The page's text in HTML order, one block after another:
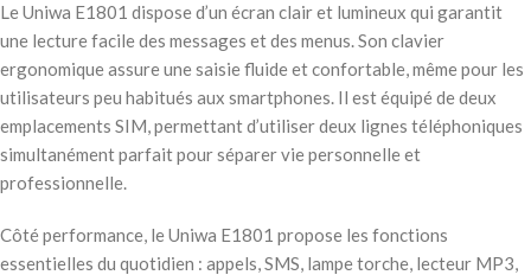
Le Uniwa E1801 dispose d’un écran clair et lumineux qui garantit
une lecture facile des messages et des menus. Son clavier
ergonomique assure une saisie fluide et confortable, même pour les
utilisateurs peu habitués aux smartphones. Il est équipé de deux
emplacements SIM, permettant d’utiliser deux lignes téléphoniques
simultanément parfait pour séparer vie personnelle et
professionnelle.
Côté performance, le Uniwa E1801 propose les fonctions
essentielles du quotidien : appels, SMS, lampe torche, lecteur MP3,